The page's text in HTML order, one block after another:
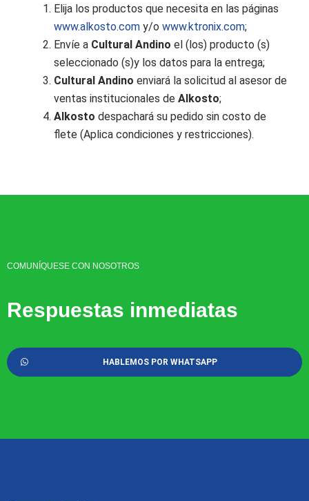
Elija los productos que necesita en las páginas
www.alkosto.com y/o www.ktronix.com;
Envíe a Cultural Andino el (los) producto (s)
seleccionado (s)y los datos para la entrega;
Cultural Andino enviará la solicitud al asesor de
ventas institucionales de Alkosto;
Alkosto despachará su pedido sin costo de
flete (Aplica condiciones y restricciones).
COMUNÍQUESE CON NOSOTROS
Respuestas inmediatas
HABLEMOS POR WHATSAPP